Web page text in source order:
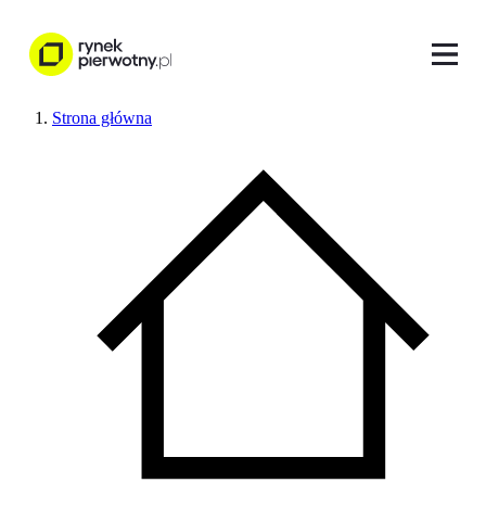
Strona główna